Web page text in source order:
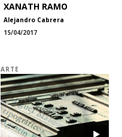
XANATH RAMO
Alejandro Cabrera
15/04/2017
ARTE